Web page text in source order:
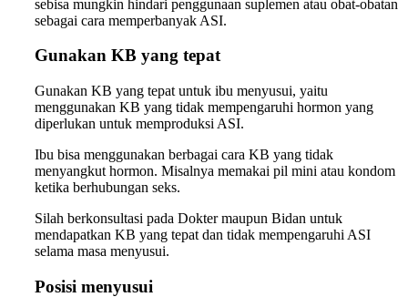
sebisa mungkin hindari penggunaan suplemen atau obat-obatan
sebagai cara memperbanyak ASI.
Gunakan KB yang tepat
Gunakan KB yang tepat untuk ibu menyusui, yaitu
menggunakan KB yang tidak mempengaruhi hormon yang
diperlukan untuk memproduksi ASI.
Ibu bisa menggunakan berbagai cara KB yang tidak
menyangkut hormon. Misalnya memakai pil mini atau kondom
ketika berhubungan seks.
Silah berkonsultasi pada Dokter maupun Bidan untuk
mendapatkan KB yang tepat dan tidak mempengaruhi ASI
selama masa menyusui.
Posisi menyusui